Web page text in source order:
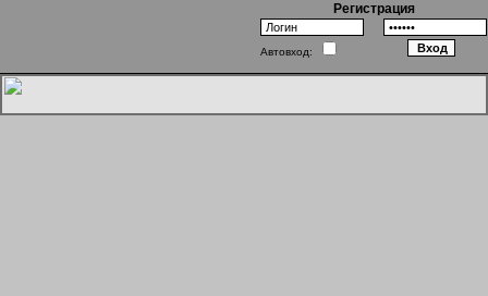
Регистрация
Автовход:
Однажды в Голливуде